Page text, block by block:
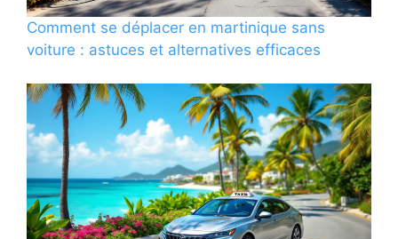
Comment se déplacer en martinique sans
voiture : astuces et alternatives efficaces